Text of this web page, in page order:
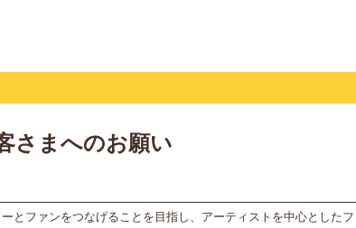
さまへのお願い
とファンをつなげることを目指し、アーティストを中心とした